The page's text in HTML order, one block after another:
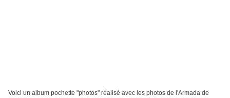
Voici un album pochette "photos" réalisé avec les photos de l'Armada de